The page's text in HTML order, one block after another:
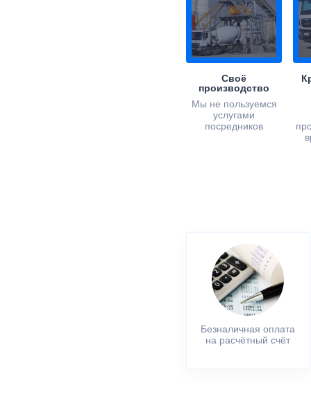
Своё
производство
Мы не пользуемся
услугами
посредников
Безналичная оплата
на расчётный счёт